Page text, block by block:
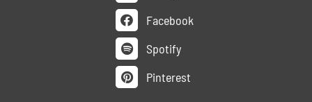
Facebook
Spotify
Pinterest